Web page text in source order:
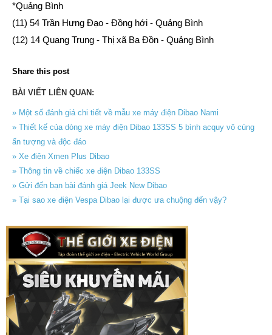
*Quảng Bình
(11) 54 Trần Hưng Đạo - Đồng hới - Quảng Bình
(12) 14 Quang Trung - Thị xã Ba Đồn - Quảng Bình
Share this post
BÀI VIẾT LIÊN QUAN:
» Một số đánh giá chi tiết về mẫu xe máy điện Dibao Nami
» Thiết kế của dòng xe máy điện Dibao 133SS 5 bình acquy vô cùng
ấn tượng và độc đáo
» Xe điện Xmen Plus Dibao
» Thông tin về chiếc xe điện Dibao 133SS
» Gửi đến bạn bài đánh giá Jeek New Dibao
» Tại sao xe điện Vespa Dibao lại được ưa chuộng đến vậy?